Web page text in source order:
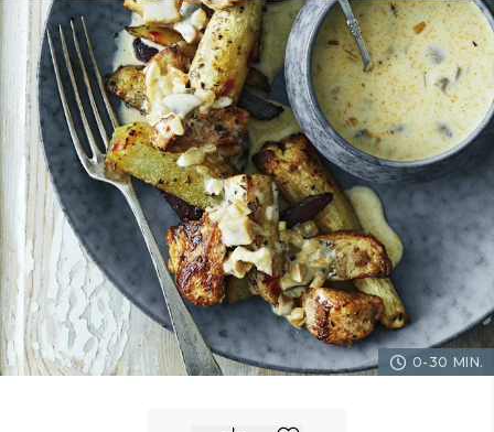
0-30 MIN.